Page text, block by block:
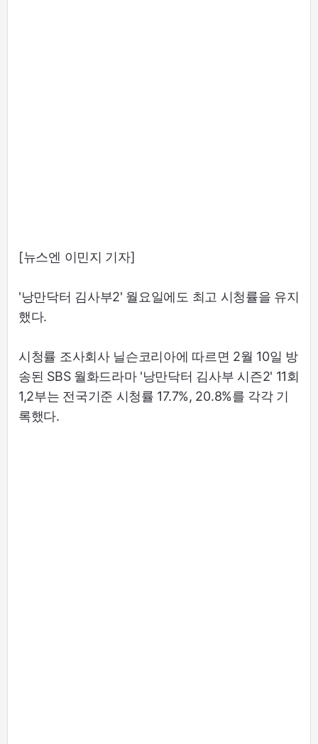
[뉴스엔 이민지 기자]
'낭만닥터 김사부2' 월요일에도 최고 시청률을 유지
했다.
시청률 조사회사 닐슨코리아에 따르면 2월 10일 방
송된 SBS 월화드라마 '낭만닥터 김사부 시즌2' 11회
1,2부는 전국기준 시청률 17.7%, 20.8%를 각각 기
록했다.